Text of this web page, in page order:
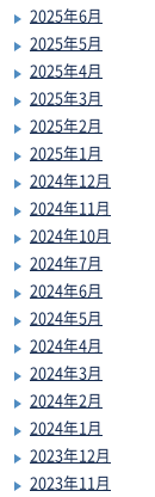
2025年6月
2025年5月
2025年4月
2025年3月
2025年2月
2025年1月
2024年12月
2024年11月
2024年10月
2024年7月
2024年6月
2024年5月
2024年4月
2024年3月
2024年2月
2024年1月
2023年12月
2023年11月